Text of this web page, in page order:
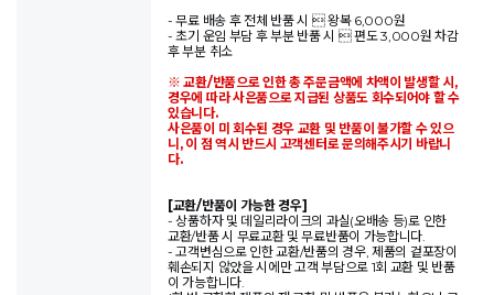
- 무료 배송 후 전체 반품 시  왕복 6,000원
- 초기 운임 부담 후 부분 반품 시  편도 3,000원 차감
후 부분 취소
※ 교환/반품으로 인한 총 주문금액에 차액이 발생할 시,
경우에 따라 사은품으로 지급된 상품도 회수되어야 할 수
있습니다.
사은품이 미 회수된 경우 교환 및 반품이 불가할 수 있으
니, 이 점 역시 반드시 고객센터로 문의해주시기 바랍니
다.
[교환/반품이 가능한 경우]
- 상품하자 및 데일리라이크의 과실(오배송 등)로 인한
교환/반품 시 무료교환 및 무료반품이 가능합니다.
- 고객변심으로 인한 교환/반품의 경우, 제품의 겉포장이
훼손되지 않았을 시에만 고객 부담으로 1회 교환 및 반품
이 가능합니다.